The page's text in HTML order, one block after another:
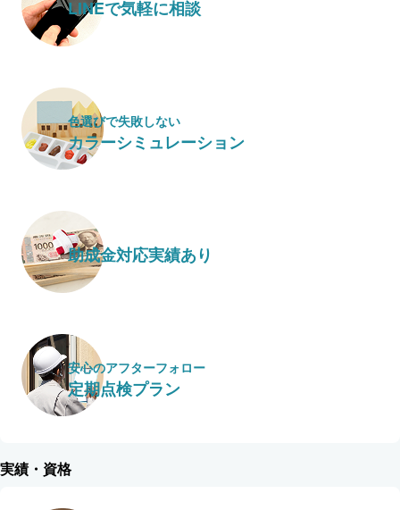
LINEで気軽に相談
色選びで失敗しない
カラーシミュレーション
助成金対応実績あり
安心のアフターフォロー
定期点検プラン
実績・資格